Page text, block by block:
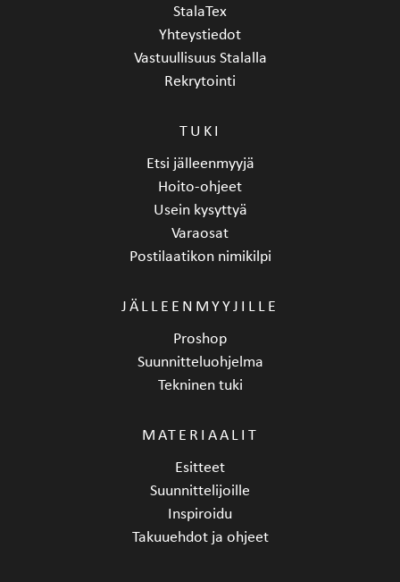
StalaTex
Yhteystiedot
Vastuullisuus Stalalla
Rekrytointi
TUKI
Etsi jälleenmyyjä
Hoito-ohjeet
Usein kysyttyä
Varaosat
Postilaatikon nimikilpi
JÄLLEENMYYJILLE
Proshop
Suunnitteluohjelma
Tekninen tuki
MATERIAALIT
Esitteet
Suunnittelijoille
Inspiroidu
Takuuehdot ja ohjeet